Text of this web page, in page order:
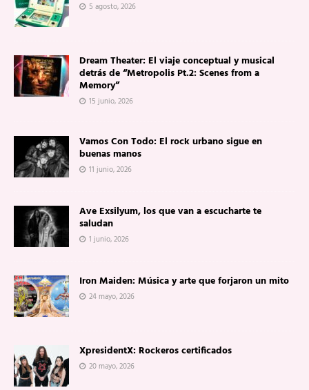
5 agosto, 2026
Dream Theater: El viaje conceptual y musical
detrás de “Metropolis Pt.2: Scenes from a
Memory”
15 junio, 2026
Vamos Con Todo: El rock urbano sigue en
buenas manos
11 junio, 2026
Ave Exsilyum, los que van a escucharte te
saludan
1 junio, 2026
Iron Maiden: Música y arte que forjaron un mito
24 mayo, 2026
XpresidentX: Rockeros certificados
20 mayo, 2026